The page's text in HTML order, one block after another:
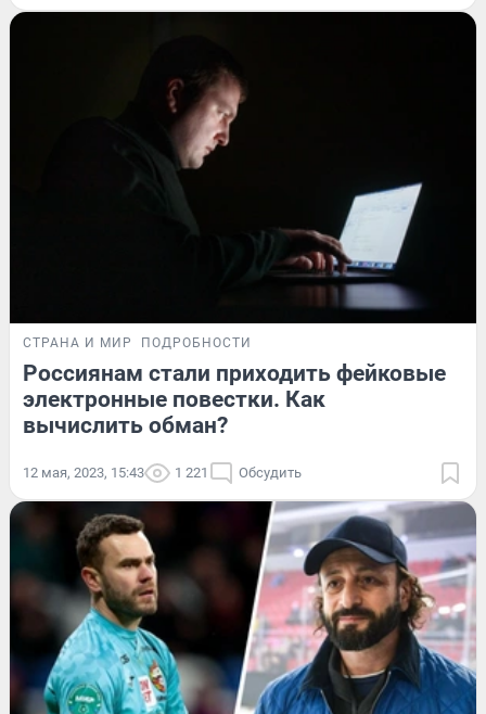
СТРАНА И МИР ПОДРОБНОСТИ
Россиянам стали приходить фейковые
электронные повестки. Как
вычислить обман?
12 мая, 2023, 15:43 1 221 Обсудить